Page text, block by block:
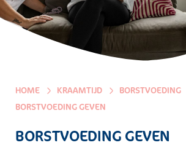
HOME KRAAMTIJD
BORSTVOEDING
BORSTVOEDING GEVEN
BORSTVOEDING GEVEN